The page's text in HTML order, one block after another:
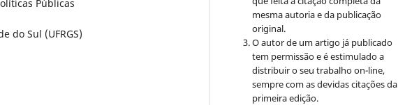
Públicas
do Sul (UFRGS)
mesma autoria e da publicação
original.
O autor de um artigo já publicado
tem permissão e é estimulado a
distribuir o seu trabalho on-line,
sempre com as devidas citações da
primeira edição.